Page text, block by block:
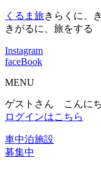
くるま旅きらくに、
きがるに、旅をする
Instagram
faceBook
MENU
ゲストさん こんにち
ログインはこちら
車中泊施設
募集中